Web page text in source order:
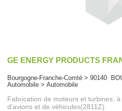
GE ENERGY PRODUCTS
Bourgogne-Franche-Comté > 90140
Automobile > Automobile
Fabrication de moteurs et turbines,
d’avions et de véhicules(2811Z)